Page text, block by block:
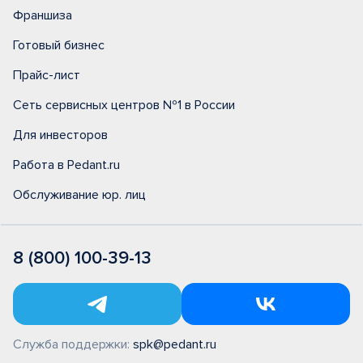
Франшиза
Готовый бизнес
Прайс-лист
Сеть сервисных центров №1 в России
Для инвесторов
Работа в Pedant.ru
Обслуживание юр. лиц
8 (800) 100-39-13
Служба поддержки: spk@pedant.ru